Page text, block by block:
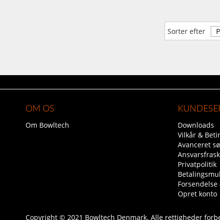
Sorter efter
OM OS
Om Bowltech
Downloads
Vilkår &
Avanceret
Privatpolitik
Opret konto
Copyright © 2021 Bowltech Denmark. Alle rettigheder